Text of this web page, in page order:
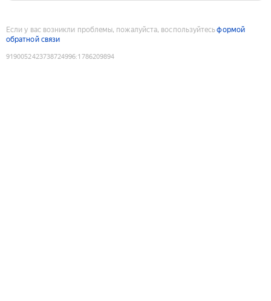
Если у вас возникли проблемы, пожалуйста, воспользуйтесьформой
обратной связи
9190052423738724996:1786209894